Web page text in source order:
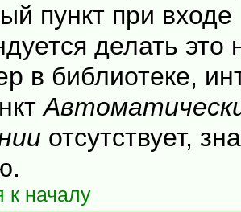
пункт при
делать
в библиотеке,
отсутствует,
к началу